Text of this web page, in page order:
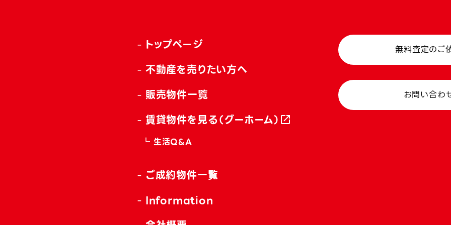
トップページ
不動産を売りたい方へ
販売物件一覧
賃貸物件を見る（グーホーム）
生活Q&A
ご成約物件一覧
Information
無料査定のご
お問い合わ